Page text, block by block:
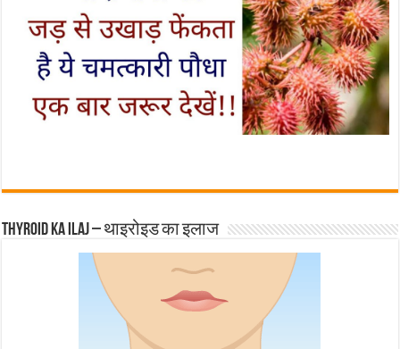
Thyroid ka ilaj – थाइरोइड का इलाज